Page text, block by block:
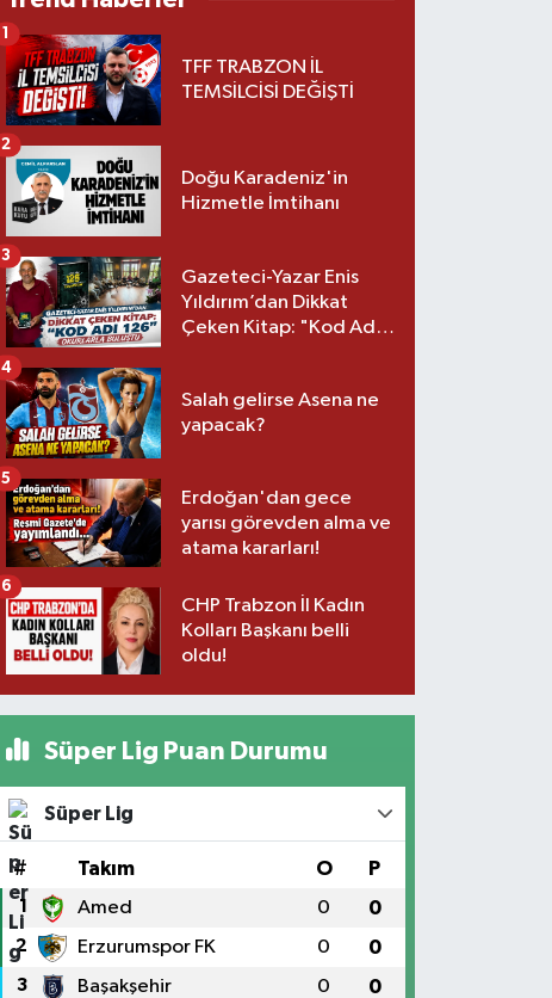
TFF TRABZON İL
TEMSİLCİSİ DEĞİŞTİ
1
Doğu Karadeniz'in
Hizmetle İmtihanı
2
Gazeteci-Yazar Enis
Yıldırım’dan Dikkat
Çeken Kitap: "Kod Adı
3
Salah gelirse Asena ne
yapacak?
4
Erdoğan'dan gece
yarısı görevden alma ve
atama kararları!
5
CHP Trabzon İl Kadın
Kolları Başkanı belli
oldu!
6
Süper Lig Puan Durumu
Süper Lig
# Takım O P
1 Amed 0 0
2 Erzurumspor FK 0 0
3 Başakşehir 0 0